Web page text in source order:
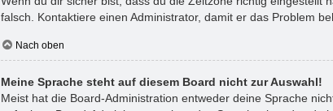
falsch. Kontaktiere einen Administrator, damit er das Problem
Nach oben
Meine Sprache steht auf diesem Board nicht zur Auswahl!
Meist hat die Board-Administration entweder deine Sprache